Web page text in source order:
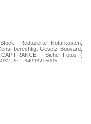
Reduzierte Notarkosten,
berechtigt Gesetz Bouvard,
- Siehe Fotos (
Ref.: 34093215005